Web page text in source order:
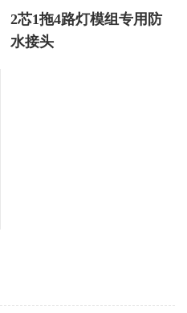
2芯1拖4路灯模组专用防
水接头